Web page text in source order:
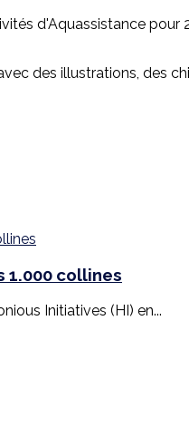
d'Aquassistance pour
des illustrations, des
1.000 collines
Initiatives (HI) en...